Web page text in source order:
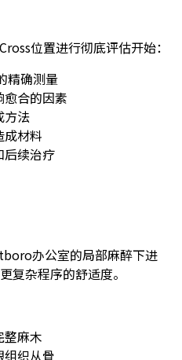
位置进行彻底评估开始：
精确测量
愈合的因素
方法
成材料
后续治疗
办公室的局部麻醉下进
复杂程序的舒适度。
整麻木
组织从骨